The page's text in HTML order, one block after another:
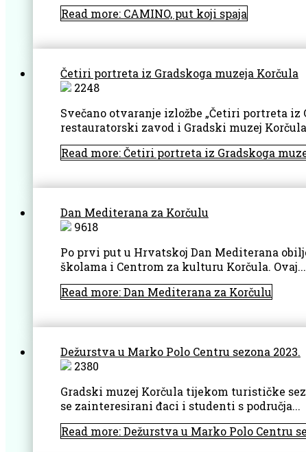
Read more: CAMINO, put koji spaja
Četiri portreta iz Gradskoga muzeja Korčula
2248
Svečano otvaranje izložbe „Četiri portreta
restauratorski zavod i Gradski muzej
Read more: Četiri portreta iz Gradskoga
Dan Mediterana za Korčulu
9618
Po prvi put u Hrvatskoj Dan Mediterana
školama i Centrom za kulturu Korčula. Ovaj...
Read more: Dan Mediterana za Korčulu
Dežurstva u Marko Polo Centru sezona 2023.
2380
Gradski muzej Korčula tijekom turističke
se zainteresirani đaci i studenti s područja...
Read more: Dežurstva u Marko Polo Centru